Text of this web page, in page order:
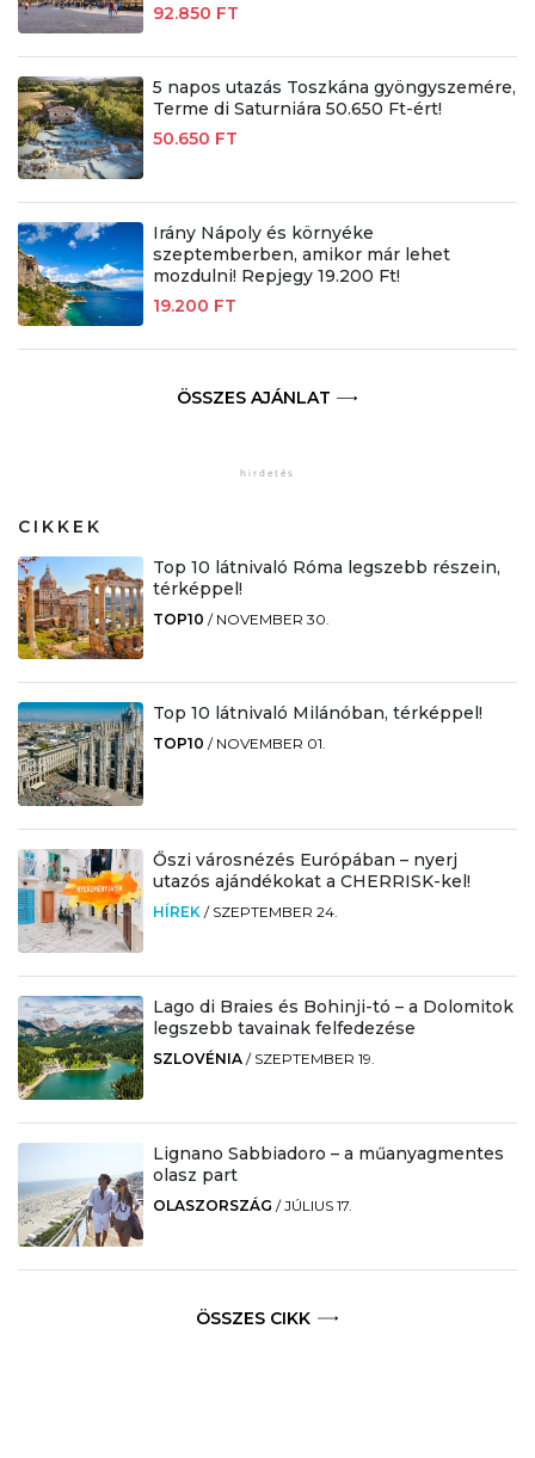
92.850 FT
5 napos utazás Toszkána gyöngyszemére,
Terme di Saturniára 50.650 Ft-ért!
50.650 FT
Irány Nápoly és környéke
szeptemberben, amikor már lehet
mozdulni! Repjegy 19.200 Ft!
19.200 FT
ÖSSZES AJÁNLAT
CIKKEK
Top 10 látnivaló Róma legszebb részein,
térképpel!
TOP10 / NOVEMBER 30.
Top 10 látnivaló Milánóban, térképpel!
TOP10 / NOVEMBER 01.
Őszi városnézés Európában – nyerj
utazós ajándékokat a CHERRISK-kel!
HÍREK / SZEPTEMBER 24.
Lago di Braies és Bohinji-tó – a Dolomitok
legszebb tavainak felfedezése
SZLOVÉNIA / SZEPTEMBER 19.
Lignano Sabbiadoro – a műanyagmentes
olasz part
OLASZORSZÁG /JÚLIUS 17.
ÖSSZES CIKK